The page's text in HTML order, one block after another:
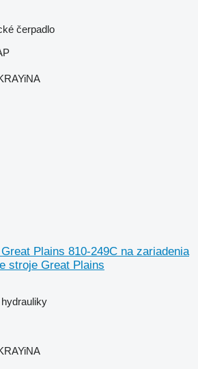
čerpadlo
Plains 810-249C na zariadenia
stroje Great Plains